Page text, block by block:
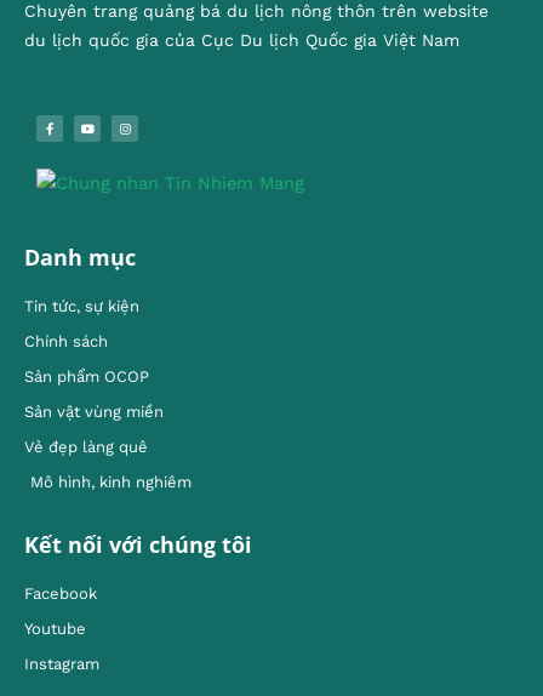
Chuyên trang quảng bá du lịch nông thôn trên website
du lịch quốc gia của Cục Du lịch Quốc gia Việt Nam
Danh mục
Tin tức, sự kiện
Chính sách
Sản phẩm OCOP
Sản vật vùng miền
Vẻ đẹp làng quê
Mô hình, kinh nghiêm
Kết nối với chúng tôi
Facebook
Youtube
Instagram